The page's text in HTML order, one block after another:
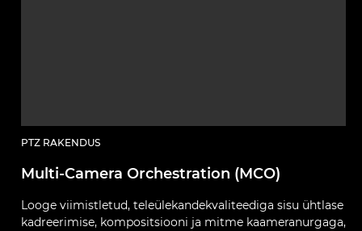
PTZ RAKENDUS
Multi-Camera Orchestration (MCO)
Looge viimistletud, teleülekandekvaliteediga sisu ühtlase
kadreerimise, kompositsiooni ja mitme kaameranurgaga,